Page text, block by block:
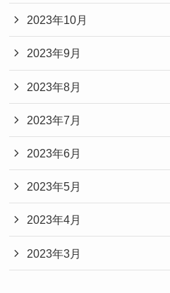
2023年10月
2023年9月
2023年8月
2023年7月
2023年6月
2023年5月
2023年4月
2023年3月